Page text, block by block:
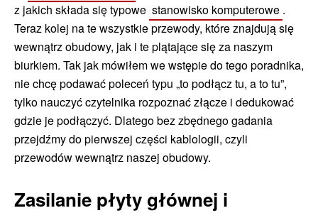
z jakich składa się typowe stanowisko komputerowe .
Teraz kolej na te wszystkie przewody, które znajdują się
wewnątrz obudowy, jak i te plątające się za naszym
biurkiem. Tak jak mówiłem we wstępie do tego poradnika,
nie chcę podawać poleceń typu „to podłącz tu, a to tu”,
tylko nauczyć czytelnika rozpoznać złącze i dedukować
gdzie je podłączyć. Dlatego bez zbędnego gadania
przejdźmy do pierwszej części kablologii, czyli
przewodów wewnątrz naszej obudowy.
Zasilanie płyty głównej i